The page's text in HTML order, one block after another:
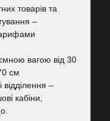
товарів та
–
вагою від 30
см
–
кабіни,